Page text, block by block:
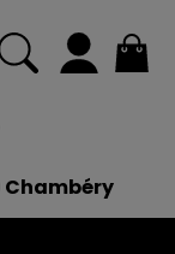
Chambéry